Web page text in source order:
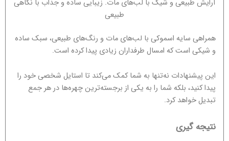
آرایش طبیعی و شیک با لب‌های مات. زیبایی ساده و جذاب با نگاهی
طبیعی
همراهی سایه اسموکی با لب‌های مات و رنگ‌های طبیعی، سبک ساده
و شیکی است که امسال طرفداران زیادی پیدا کرده است.
این پیشنهادات نه‌تنها به شما کمک می‌کند تا استایل شخصی خود را
پیدا کنید، بلکه شما را به یکی از برجسته‌ترین چهره‌ها در هر جمع
تبدیل خواهد کرد.
نتیجه گیری